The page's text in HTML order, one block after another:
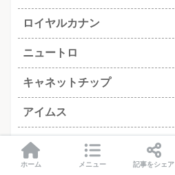
ロイヤルカナン
ニュートロ
キャネットチップ
アイムス
ミャウミャウ
ピュリナワン
ホーム メニュー 記事をシェア